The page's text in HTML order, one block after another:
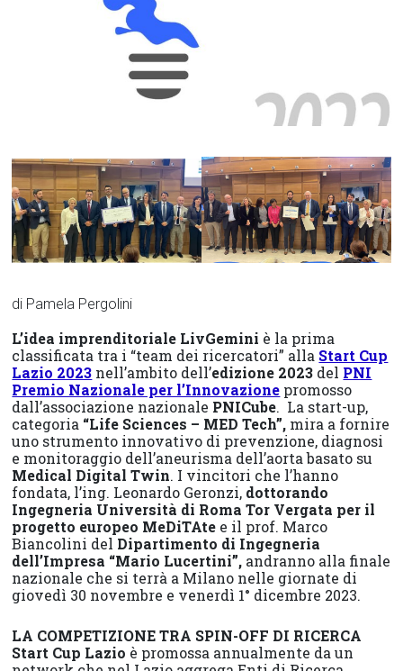
di Pamela Pergolini
L’idea imprenditoriale LivGemini è la prima
classificata tra i “team dei ricercatori” alla Start Cup
Lazio 2023 nell’ambito dell’edizione 2023 del PNI
Premio Nazionale per l’Innovazione promosso
dall’associazione nazionale PNICube. La start-up,
categoria “Life Sciences – MED Tech”, mira a fornire
uno strumento innovativo di prevenzione, diagnosi
e monitoraggio dell’aneurisma dell’aorta basato su
Medical Digital Twin. I vincitori che l’hanno
fondata, l’ing. Leonardo Geronzi, dottorando
Ingegneria Università di Roma Tor Vergata per il
progetto europeo MeDiTAte e il prof. Marco
Biancolini del Dipartimento di Ingegneria
dell’Impresa “Mario Lucertini”, andranno alla finale
nazionale che si terrà a Milano nelle giornate di
giovedì 30 novembre e venerdì 1° dicembre 2023.
LA COMPETIZIONE TRA SPIN-OFF DI RICERCA
Start Cup Lazio è promossa annualmente da un